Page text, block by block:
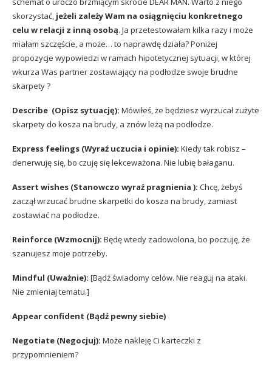
skorzystać, jeżeli zależy Wam na osiągnięciu konkretnego
celu w relacji z inną osobą. Ja przetestowałam kilka razy i może
miałam szczęście, a może… to naprawdę działa? Poniżej
propozycje wypowiedzi w ramach hipotetycznej sytuacji, w której
wkurza Was partner zostawiający na podłodze swoje brudne
skarpety ?
Describe (Opisz sytuację): Mówiłeś, że będziesz wyrzucał zużyte
skarpety do kosza na brudy, a znów leżą na podłodze.
Express feelings (Wyraź uczucia i opinie): Kiedy tak robisz –
denerwuję się, bo czuję się lekceważona. Nie lubię bałaganu.
Assert wishes (Stanowczo wyraź pragnienia ): Chcę, żebyś
zaczął wrzucać brudne skarpetki do kosza na brudy, zamiast
zostawiać na podłodze.
Reinforce (Wzmocnij): Będę wtedy zadowolona, bo poczuję, że
szanujesz moje potrzeby.
Mindful (Uważnie): [Bądź świadomy celów. Nie reaguj na ataki.
Nie zmieniaj tematu.]
Appear confident (Bądź pewny siebie)
Negotiate (Negocjuj): Może nakleję Ci karteczki z
przypomnieniem?